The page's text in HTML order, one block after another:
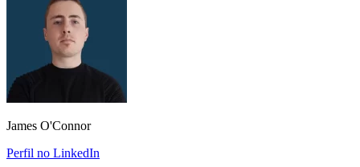
James O'Connor
Perfil no LinkedIn